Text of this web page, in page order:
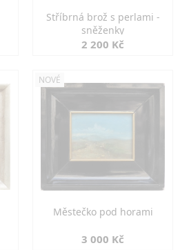
Stříbrná brož s perlami -
sněženky
2 200 Kč
NOVÉ
Městečko pod horami
3 000 Kč